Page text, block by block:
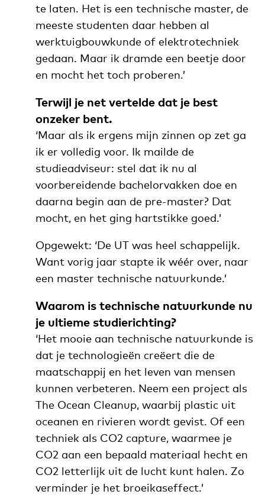
te laten. Het is een technische master, de
meeste studenten daar hebben al
werktuigbouwkunde of elektrotechniek
gedaan. Maar ik dramde een beetje door
en mocht het toch proberen.’
Terwijl je net vertelde dat je best
onzeker bent.
‘Maar als ik ergens mijn zinnen op zet ga
ik er volledig voor. Ik mailde de
studieadviseur: stel dat ik nu al
voorbereidende bachelorvakken doe en
daarna begin aan de pre-master? Dat
mocht, en het ging hartstikke goed.’
Opgewekt: ‘De UT was heel schappelijk.
Want vorig jaar stapte ik wéér over, naar
een master technische natuurkunde.’
Waarom is technische natuurkunde nu
je ultieme studierichting?
‘Het mooie aan technische natuurkunde is
dat je technologieën creëert die de
maatschappij en het leven van mensen
kunnen verbeteren. Neem een project als
The Ocean Cleanup, waarbij plastic uit
oceanen en rivieren wordt gevist. Of een
techniek als CO2 capture, waarmee je
CO2 aan een bepaald materiaal hecht en
CO2 letterlijk uit de lucht kunt halen. Zo
verminder je het broeikaseffect.’